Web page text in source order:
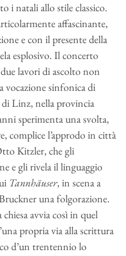
i natali allo stile classico.
affascinante,
e con il presente della
esplosivo. Il concerto
lavori di ascolto non
vocazione sinfonica di
Linz, nella provincia
sperimenta una svolta,
complice l’approdo in città
Kitzler, che gli
e gli rivela il linguaggio
Tannhäuser, in scena a
una folgorazione.
avvia così in quel
propria via alla scrittura
d’un trentennio lo